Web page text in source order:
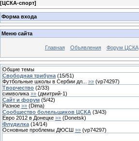
[ЦСКА-спорт]
Форма входа
Меню сайта
Главная Объявления Форум ЦСКА
Общие темы
Свободная трибуна (15/51)
Футбольные школы в Сербии дл...
»» (vp74297)
Творчество (2/33)
символика »» (дмитрий-1)
Сайт и форум (5/42)
Разное »» (Dima)
Сообщество болельщиков ЦСКА (3/43)
Евро 2012 в Донецке »» (Donetsk)
Флудилка (14/14)
Основные проблемы ДЮСШ »» (vp74297)